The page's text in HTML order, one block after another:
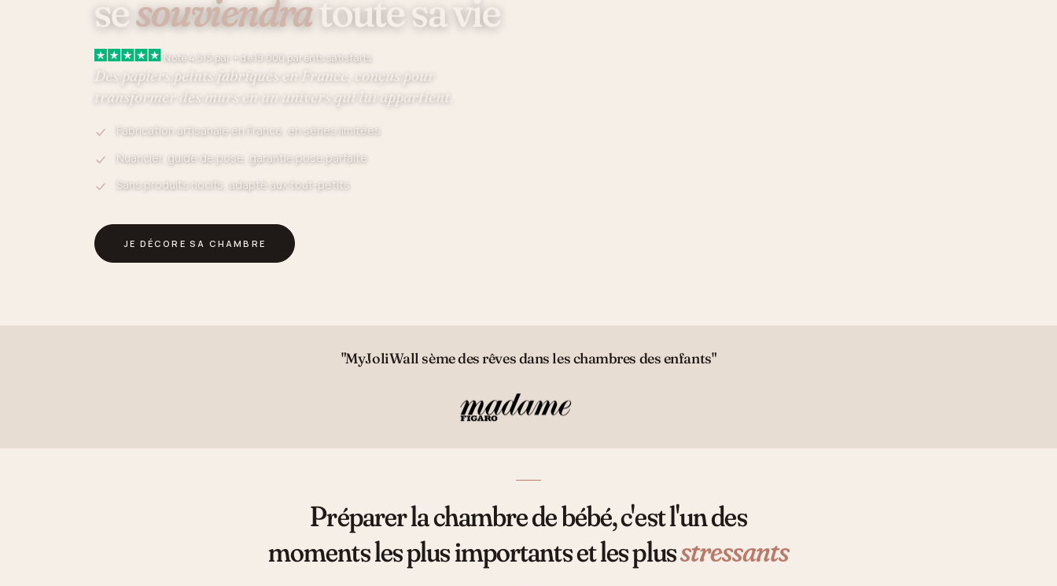
Noté 4,5/5 par + de 19 000 parents satisfaits
Des papiers peints fabriqués en France, conçus pour
transformer des murs en un univers qui lui appartient.
Fabrication artisanale en France, en séries limitées
Nuancier, guide de pose, garantie pose parfaite
Sans produits nocifs, adapté aux tout-petits
JE DÉCORE SA CHAMBRE
"MyJoliWall sème des rêves dans les chambres des enfants"
Préparer la chambre de bébé, c'est l'un des
moments les plus importants et les plusstressants